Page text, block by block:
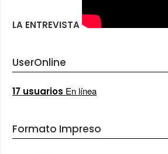
LA ENTREVISTA
UserOnline
17 usuarios En línea
Formato Impreso